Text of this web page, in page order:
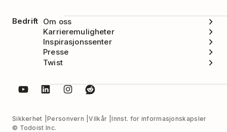
Bedrift Om oss
Karrieremuligheter
Inspirasjonssenter
Presse
Twist
Sikkerhet Personvern Vilkår
Innst. for informasjonskapsler
© Todoist Inc.